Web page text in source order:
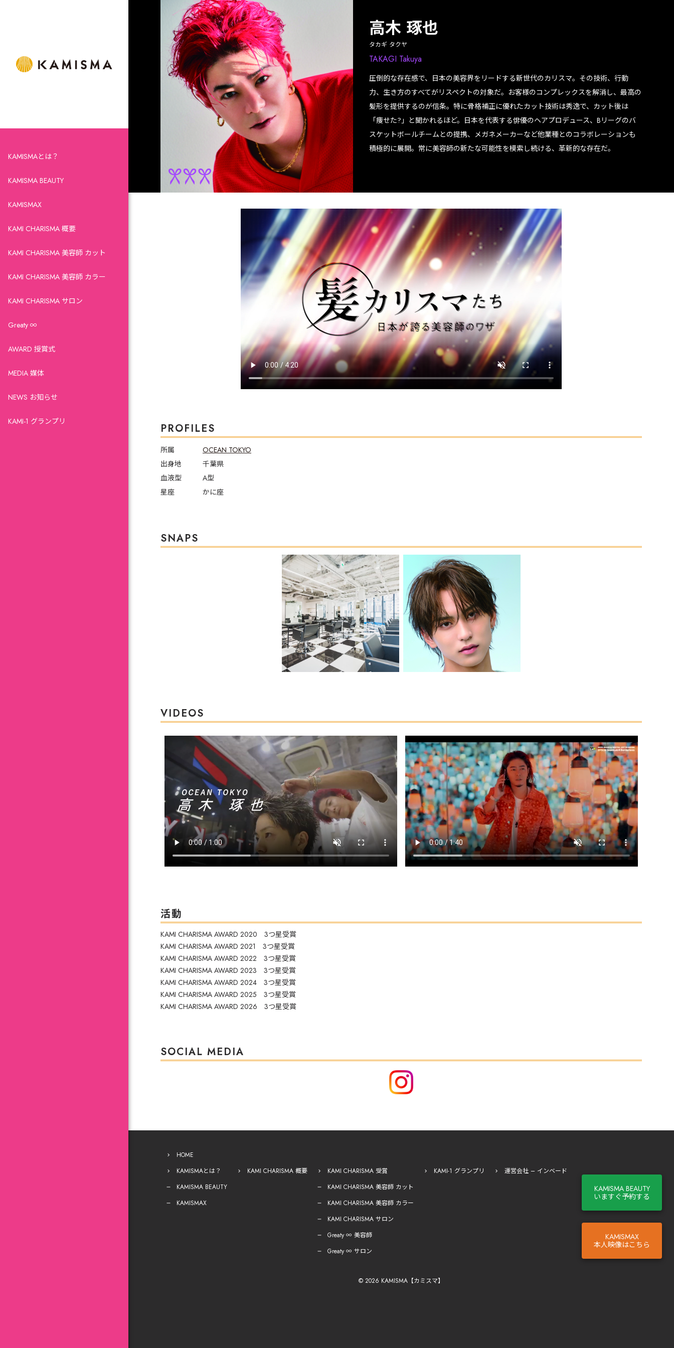
KAMISMAとは？
KAMISMA BEAUTY
KAMISMAX
KAMI CHARISMA 概要
KAMI CHARISMA 美容師 カット
KAMI CHARISMA 美容師 カラー
KAMI CHARISMA サロン
Greaty ∞
AWARD 授賞式
MEDIA 媒体
NEWS お知らせ
KAMI-1 グランプリ
高木 琢也
タカギ タクヤ
TAKAGI Takuya
圧倒的な存在感で、日本の美容界をリードする新世代のカリスマ。その技術、行動
力、生き方のすべてがリスペクトの対象だ。お客様のコンプレックスを解消し、最高の
髪形を提供するのが信条。特に骨格補正に優れたカット技術は秀逸で、カット後は
「痩せた?」と聞かれるほど。日本を代表する俳優のヘアプロデュース、Bリーグのバ
スケットボールチームとの提携、メガネメーカーなど他業種とのコラボレーションも
積極的に展開。常に美容師の新たな可能性を模索し続ける、革新的な存在だ。
PROFILES
所属
OCEAN TOKYO
出身地
千葉県
血液型
A型
星座
かに座
SNAPS
VIDEOS
KAMISMA BEAUTY
いますぐ予約する
KAMISMAX
本人映像はこちら
活動
KAMI CHARISMA AWARD 2020 3つ星受賞
KAMI CHARISMA AWARD 2021 3つ星受賞
KAMI CHARISMA AWARD 2022 3つ星受賞
KAMI CHARISMA AWARD 2023 3つ星受賞
KAMI CHARISMA AWARD 2024 3つ星受賞
KAMI CHARISMA AWARD 2025 3つ星受賞
KAMI CHARISMA AWARD 2026 3つ星受賞
SOCIAL MEDIA
HOME
KAMISMAとは？
KAMISMA BEAUTY
KAMISMAX
KAMI CHARISMA 概要
KAMI CHARISMA 受賞
KAMI CHARISMA 美容師 カット
KAMI CHARISMA 美容師 カラー
KAMI CHARISMA サロン
Greaty ∞ 美容師
Greaty ∞ サロン
KAMI-1 グランプリ 運営会社 – インベード
© 2026 KAMISMA【カミスマ】